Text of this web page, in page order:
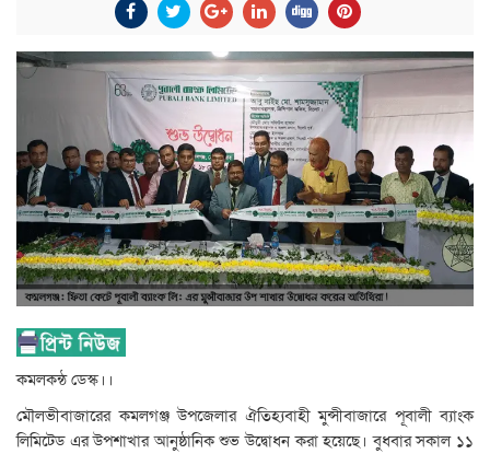
কমলকন্ঠ ডেস্ক।।
মৌলভীবাজারের কমলগঞ্জ উপজেলার ঐতিহ্যবাহী মুন্সীবাজারে পূবালী ব্যাংক
লিমিটেড এর উপশাখার আনুষ্ঠানিক শুভ উদ্বোধন করা হয়েছে। বুধবার সকাল ১১